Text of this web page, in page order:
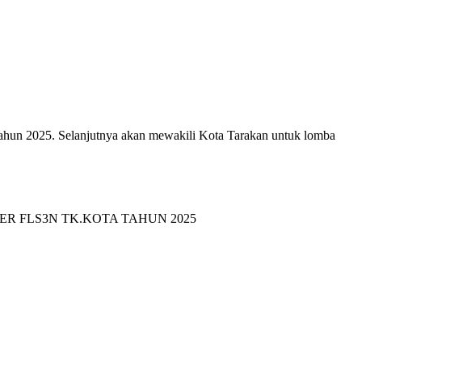
2025. Selanjutnya akan mewakili Kota Tarakan untuk lomba
FLS3N TK.KOTA TAHUN 2025